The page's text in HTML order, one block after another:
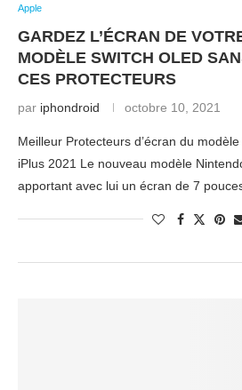
Apple
GARDEZ L’ÉCRAN DE
MODÈLE SWITCH OLED
CES PROTECTEURS
par iphondroid octobre 10, 2021
Meilleur Protecteurs d’écran du
iPlus 2021 Le nouveau modèle
apportant avec lui un écran de 7